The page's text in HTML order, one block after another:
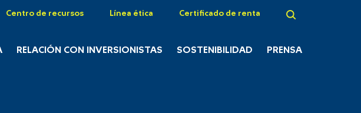
Centro de recursos Línea ética Certificado de renta
RELACIÓN CON INVERSIONISTAS SOSTENIBILIDAD PRENSA